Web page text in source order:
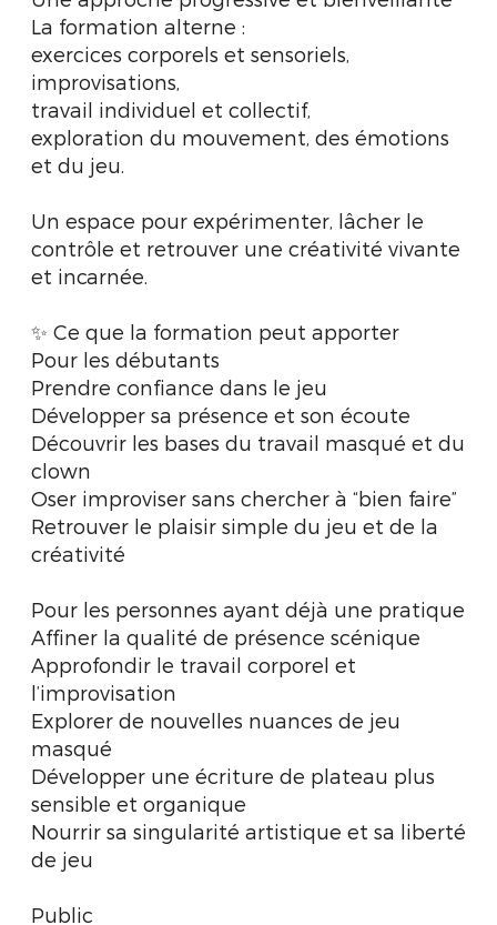
La formation alterne :
exercices corporels et sensoriels,
improvisations,
travail individuel et collectif,
exploration du mouvement, des émotions
et du jeu.
Un espace pour expérimenter, lâcher le
contrôle et retrouver une créativité vivante
et incarnée.
✨ Ce que la formation peut apporter
Pour les débutants
Prendre confiance dans le jeu
Développer sa présence et son écoute
Découvrir les bases du travail masqué et du
clown
Oser improviser sans chercher à “bien faire”
Retrouver le plaisir simple du jeu et de la
créativité
Pour les personnes ayant déjà une pratique
Affiner la qualité de présence scénique
Approfondir le travail corporel et
l’improvisation
Explorer de nouvelles nuances de jeu
masqué
Développer une écriture de plateau plus
sensible et organique
Nourrir sa singularité artistique et sa liberté
de jeu
Public